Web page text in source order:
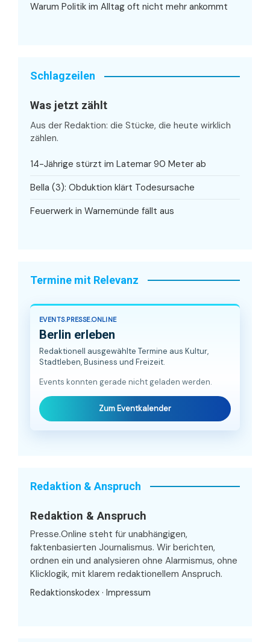
Warum Politik im Alltag oft nicht mehr ankommt
Schlagzeilen
Was jetzt zählt
Aus der Redaktion: die Stücke, die heute wirklich
zählen.
14-Jährige stürzt im Latemar 90 Meter ab
Bella (3): Obduktion klärt Todesursache
Feuerwerk in Warnemünde fällt aus
Termine mit Relevanz
EVENTS.PRESSE.ONLINE
Berlin erleben
Redaktionell ausgewählte Termine aus Kultur,
Stadtleben, Business und Freizeit.
Events konnten gerade nicht geladen werden.
Zum Eventkalender
Redaktion & Anspruch
Redaktion & Anspruch
Presse.Online steht für unabhängigen,
faktenbasierten Journalismus. Wir berichten,
ordnen ein und analysieren ohne Alarmismus, ohne
Klicklogik, mit klarem redaktionellem Anspruch.
Redaktionskodex · Impressum